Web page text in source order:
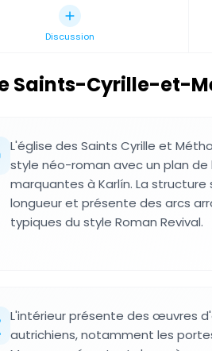
Discussion
Saints-Cyrille-et-
L'église des Saints Cyrille et
style néo-roman avec un plan
marquantes à Karlín. La
longueur et présente des arcs
typiques du style Roman Revival.
L'intérieur présente des œuvres
autrichiens, notamment les